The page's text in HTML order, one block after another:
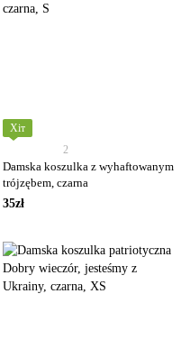
Хіт
2
Damska koszulka z wyhaftowanym
trójzębem, czarna
35zł